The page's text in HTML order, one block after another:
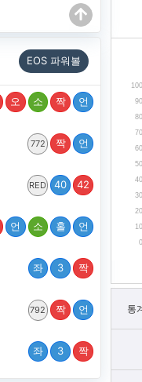
EOS 파워볼
오 소 짝 언
772 짝 언
RED 40 42
언 소 홀 언
좌 3 짝
792 짝 언
좌 3 짝
0
10
20
30
40
50
60
70
80
90
100
통